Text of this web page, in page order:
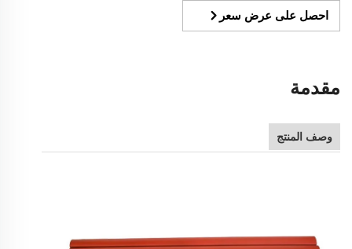
احصل على عرض سعر
مقدمة
وصف المنتج